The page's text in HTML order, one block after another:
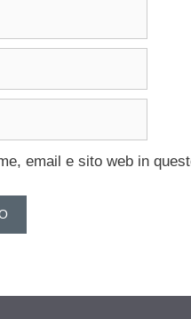
email e sito web in